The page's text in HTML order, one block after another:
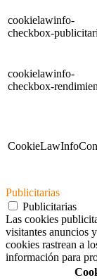
cookielawinfo-
checkbox-
cookielawinfo-
checkbox-
Publicitarias
Publicitarias
Las cookies
visitantes anuncios
cookies rastrean a
información para